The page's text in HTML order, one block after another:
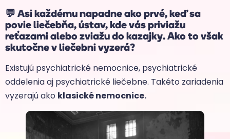
💬 Asi každému napadne ako prvé, keď sa
povie liečebňa, ústav, kde vás priviažu
reťazami alebo zviažu do kazajky. Ako to však
skutočne v liečebni vyzerá?
Existujú psychiatrické nemocnice, psychiatrické
oddelenia aj psychiatrické liečebne. Takéto zariadenia
vyzerajú ako klasické nemocnice.